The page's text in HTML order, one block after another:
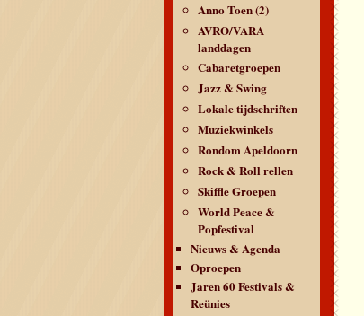
Anno Toen (2)
AVRO/VARA
landdagen
Cabaretgroepen
Jazz & Swing
Lokale tijdschriften
Muziekwinkels
Rondom Apeldoorn
Rock & Roll rellen
Skiffle Groepen
World Peace &
Popfestival
Nieuws & Agenda
Oproepen
Jaren 60 Festivals &
Reünies